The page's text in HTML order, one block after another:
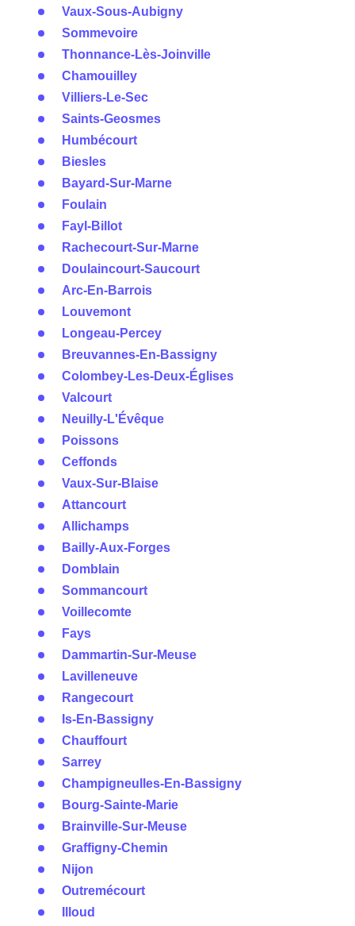
Vaux-Sous-Aubigny
Sommevoire
Thonnance-Lès-Joinville
Chamouilley
Villiers-Le-Sec
Saints-Geosmes
Humbécourt
Biesles
Bayard-Sur-Marne
Foulain
Fayl-Billot
Rachecourt-Sur-Marne
Doulaincourt-Saucourt
Arc-En-Barrois
Louvemont
Longeau-Percey
Breuvannes-En-Bassigny
Colombey-Les-Deux-Églises
Valcourt
Neuilly-L'Évêque
Poissons
Ceffonds
Vaux-Sur-Blaise
Attancourt
Allichamps
Bailly-Aux-Forges
Domblain
Sommancourt
Voillecomte
Fays
Dammartin-Sur-Meuse
Lavilleneuve
Rangecourt
Is-En-Bassigny
Chauffourt
Sarrey
Champigneulles-En-Bassigny
Bourg-Sainte-Marie
Brainville-Sur-Meuse
Graffigny-Chemin
Nijon
Outremécourt
Illoud